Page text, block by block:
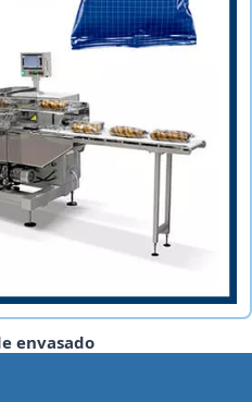
envasado